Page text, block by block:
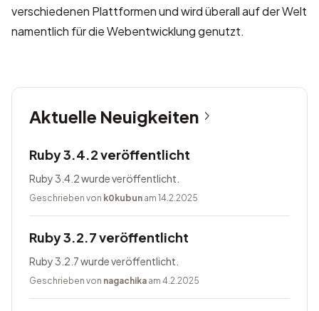
verschiedenen Plattformen und wird überall auf der Welt
namentlich für die Webentwicklung genutzt.
Aktuelle Neuigkeiten
Ruby 3.4.2 veröffentlicht
Ruby 3.4.2 wurde veröffentlicht.
Geschrieben von k0kubun am 14.2.2025
Ruby 3.2.7 veröffentlicht
Ruby 3.2.7 wurde veröffentlicht.
Geschrieben von nagachika am 4.2.2025